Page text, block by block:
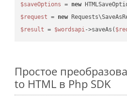
$saveOptions = new
$request = new
$result = $wordsapi->saveAs(
Простое
to HTML в Php SDK